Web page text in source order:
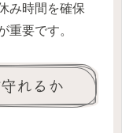
み時間を確保
重要です。
れるか